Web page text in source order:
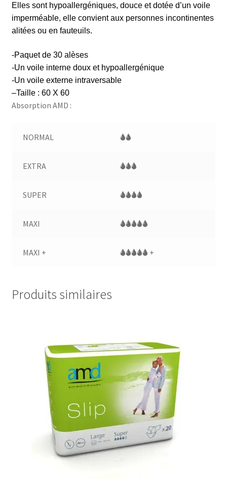
Elles sont hypoallergéniques, douce et dotée d’un voile
imperméable, elle convient aux personnes incontinentes
alitées ou en fauteuils.
-Paquet de 30 alèses
-Un voile interne doux et hypoallergénique
-Un voile externe intraversable
–Taille : 60 X 60
Absorption AMD :
NORMAL 🌢🌢
EXTRA 🌢🌢🌢
SUPER 🌢🌢🌢🌢
MAXI 🌢🌢🌢🌢🌢
MAXI + 🌢🌢🌢🌢🌢 +
Produits similaires